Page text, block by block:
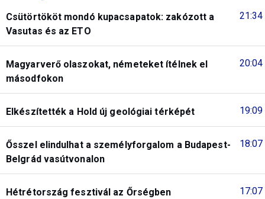
21:34
Csütörtököt mondó kupacsapatok: zakózott a
Vasutas és az ETO
20:04
Magyarverő olaszokat, németeket ítélnek el
másodfokon
19:09
Elkészítették a Hold új geológiai térképét
18:07
Ősszel elindulhat a személyforgalom a Budapest-
Belgrád vasútvonalon
17:07
Hétrétország fesztivál az Őrségben